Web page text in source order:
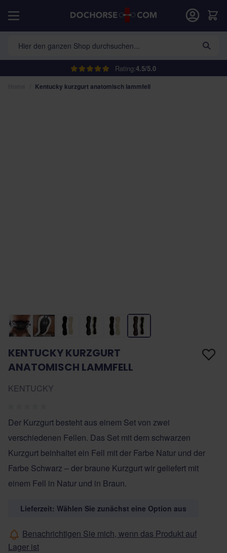
Rating:4.5/5.0
Hier den ganzen Shop durchsuchen...
Kentucky kurzgurt anatomisch lammfell
KENTUCKY KURZGURT
ANATOMISCH LAMMFELL
KENTUCKY
Der Kurzgurt besteht aus einem Set von zwei
verschiedenen Fellen. Das Set mit dem schwarzen
Kurzgurt beinhaltet ein Fell mit der Farbe Natur und der
Farbe Schwarz – der braune Kurzgurt wir geliefert mit
einem Fell in Natur und in Braun.
Lieferzeit: Wählen Sie zunächst eine Option aus
Benachrichtigen Sie mich, wenn das Produkt auf
Lager ist